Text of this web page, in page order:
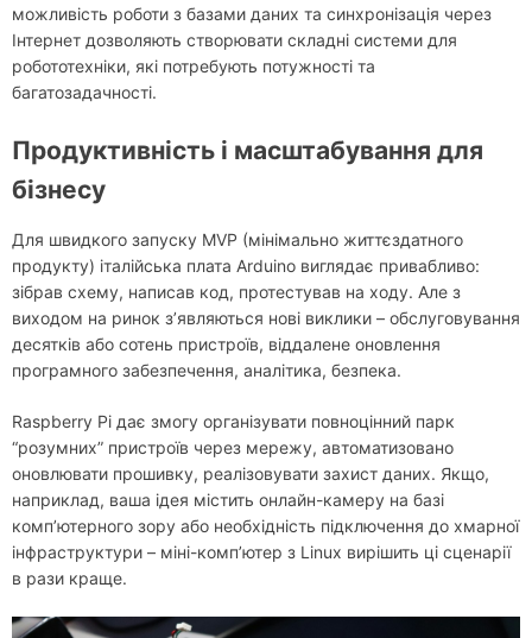
можливість роботи з базами даних та синхронізація через
Інтернет дозволяють створювати складні системи для
робототехніки, які потребують потужності та
багатозадачності.
Продуктивність і масштабування для
бізнесу
Для швидкого запуску MVP (мінімально життєздатного
продукту) італійська плата Arduino виглядає привабливо:
зібрав схему, написав код, протестував на ходу. Але з
виходом на ринок з’являються нові виклики – обслуговування
десятків або сотень пристроїв, віддалене оновлення
програмного забезпечення, аналітика, безпека.
Raspberry Pi дає змогу організувати повноцінний парк
“розумних” пристроїв через мережу, автоматизовано
оновлювати прошивку, реалізовувати захист даних. Якщо,
наприклад, ваша ідея містить онлайн-камеру на базі
комп’ютерного зору або необхідність підключення до хмарної
інфраструктури – міні-комп’ютер з Linux вирішить ці сценарії
в рази краще.